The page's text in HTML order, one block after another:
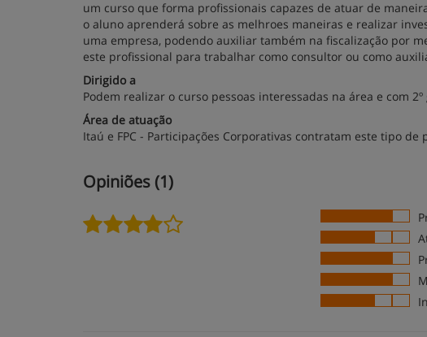
um curso que forma profissionais capazes de atuar de
o aluno aprenderá sobre as melhroes maneiras e realizar
uma empresa, podendo auxiliar também na fiscalização por
este profissional para trabalhar como consultor ou como
Dirigido a
Podem realizar o curso pessoas interessadas na área e com
Área de atuação
Itaú e FPC - Participações Corporativas contratam este tipo de
Opiniões (1)